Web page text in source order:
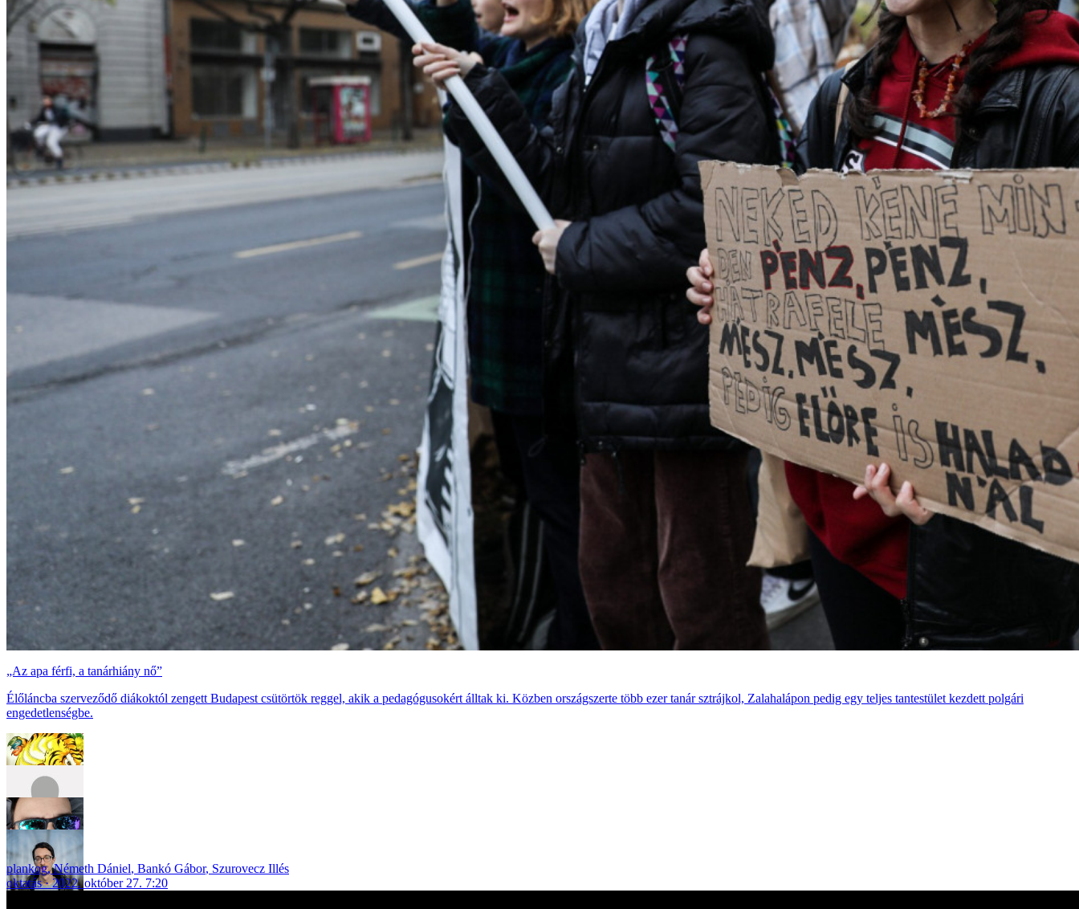
„Az apa férfi, a tanárhiány nő”
Élőláncba szerveződő diákoktól zengett Budapest csütörtök reggel, akik a pedagógusokért álltak ki. Közben országszerte több ezer tanár sztrájkol, Zalahalápon pedig egy teljes tantestület kezdett polgári
engedetlenségbe.
plankog,Németh Dániel, Bankó Gábor, Szurovecz Illés
oktatás
2022. október 27. 7:20